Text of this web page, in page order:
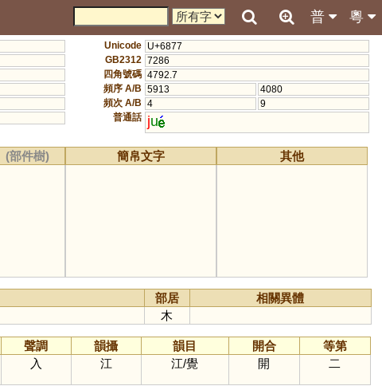
粵
普
Unicode U+6877
GB2312 7286
四角號碼 4792.7
頻序 A/B 5913
4080
頻次 A/B 4
9
普通話 ju
(部件樹) 簡帛文字 其他
部居
相關異體
木
聲調 韻攝 韻目 開合
等第
入 江 江/覺 開 二